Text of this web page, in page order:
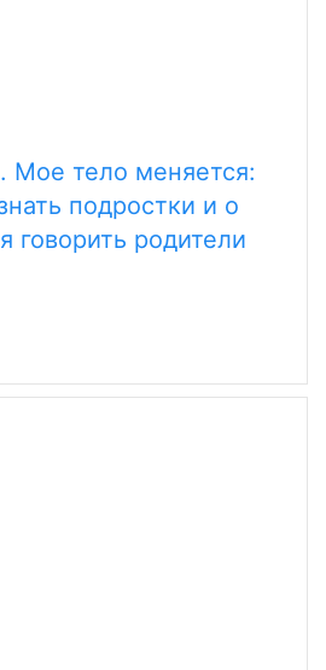
тело меняется:
подростки и о
говорить родители